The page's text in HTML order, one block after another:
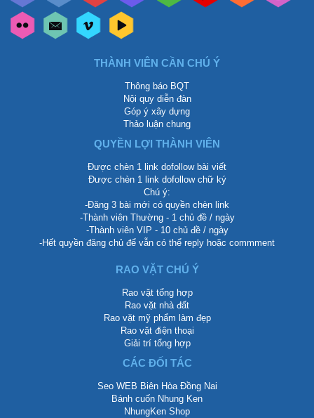
THÀNH VIÊN CẦN CHÚ Ý
Thông báo BQT
Nội quy diễn đàn
Góp ý xây dựng
Thảo luận chung
QUYỀN LỢI THÀNH VIÊN
Được chèn 1 link dofollow bài viết
Được chèn 1 link dofollow chữ ký
Chú ý:
-Đăng 3 bài mới có quyền chèn link
-Thành viên Thường - 1 chủ đề / ngày
-Thành viên VIP - 10 chủ đề / ngày
-Hết quyền đăng chủ để vẫn có thể reply hoặc commment
RAO VẶT CHÚ Ý
Rao vặt tổng hợp
Rao vặt nhà đất
Rao vặt mỹ phẩm làm đẹp
Rao vặt điện thoại
Giải trí tổng hợp
CÁC ĐỐI TÁC
Seo WEB Biên Hòa Đồng Nai
Bánh cuốn Nhung Ken
NhungKen Shop